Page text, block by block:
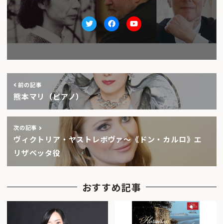
TwitterfacebookYoutube
前の記事
熊本マリ（ピアノ）
次の記事
ヴィクトリア・ヤストレボヴァ〜《ドン・カルロ》エ
リザベッタ役
おすすめ記事